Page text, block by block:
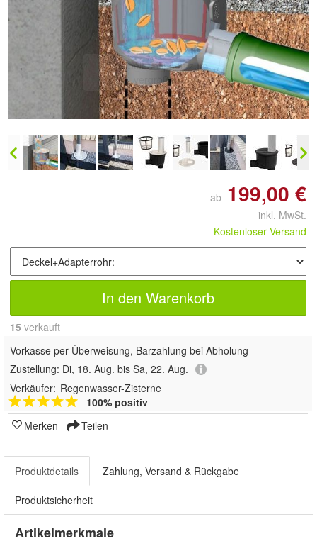
Doppelt antippen zum
vergrößern
ab 199,00 €
inkl. MwSt.
Kostenloser Versand
In den Warenkorb
15 verkauft
Vorkasse per Überweisung, Barzahlung bei Abholung
Zustellung: Di, 18. Aug. bis Sa, 22. Aug.
Verkäufer: Regenwasser-Zisterne
100% positiv
Merken
Teilen
Produktdetails Zahlung, Versand & Rückgabe
Produktsicherheit
Artikelmerkmale